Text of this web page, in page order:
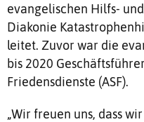
evangelischen Hilfs-
Diakonie
leitet. Zuvor war die
bis 2020
Friedensdienste (ASF).
„Wir freuen uns, dass